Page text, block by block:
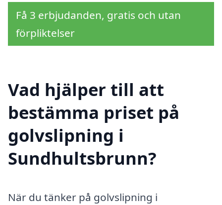
Få 3 erbjudanden, gratis och utan
förpliktelser
Vad hjälper till att
bestämma priset på
golvslipning i
Sundhultsbrunn?
När du tänker på golvslipning i